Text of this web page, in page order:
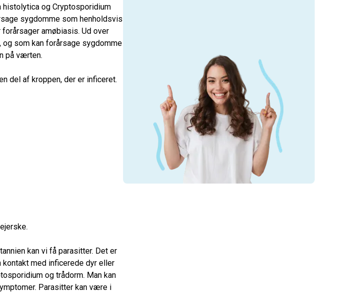
histolytica og Cryptosporidium
sygdomme som henholdsvis
amøbiasis. Ud over
som kan forårsage sygdomme
på værten.
del af kroppen, der er inficeret.
kan vi få parasitter. Det er
kontakt med inficerede dyr eller
og trådorm. Man kan
Parasitter kan være i